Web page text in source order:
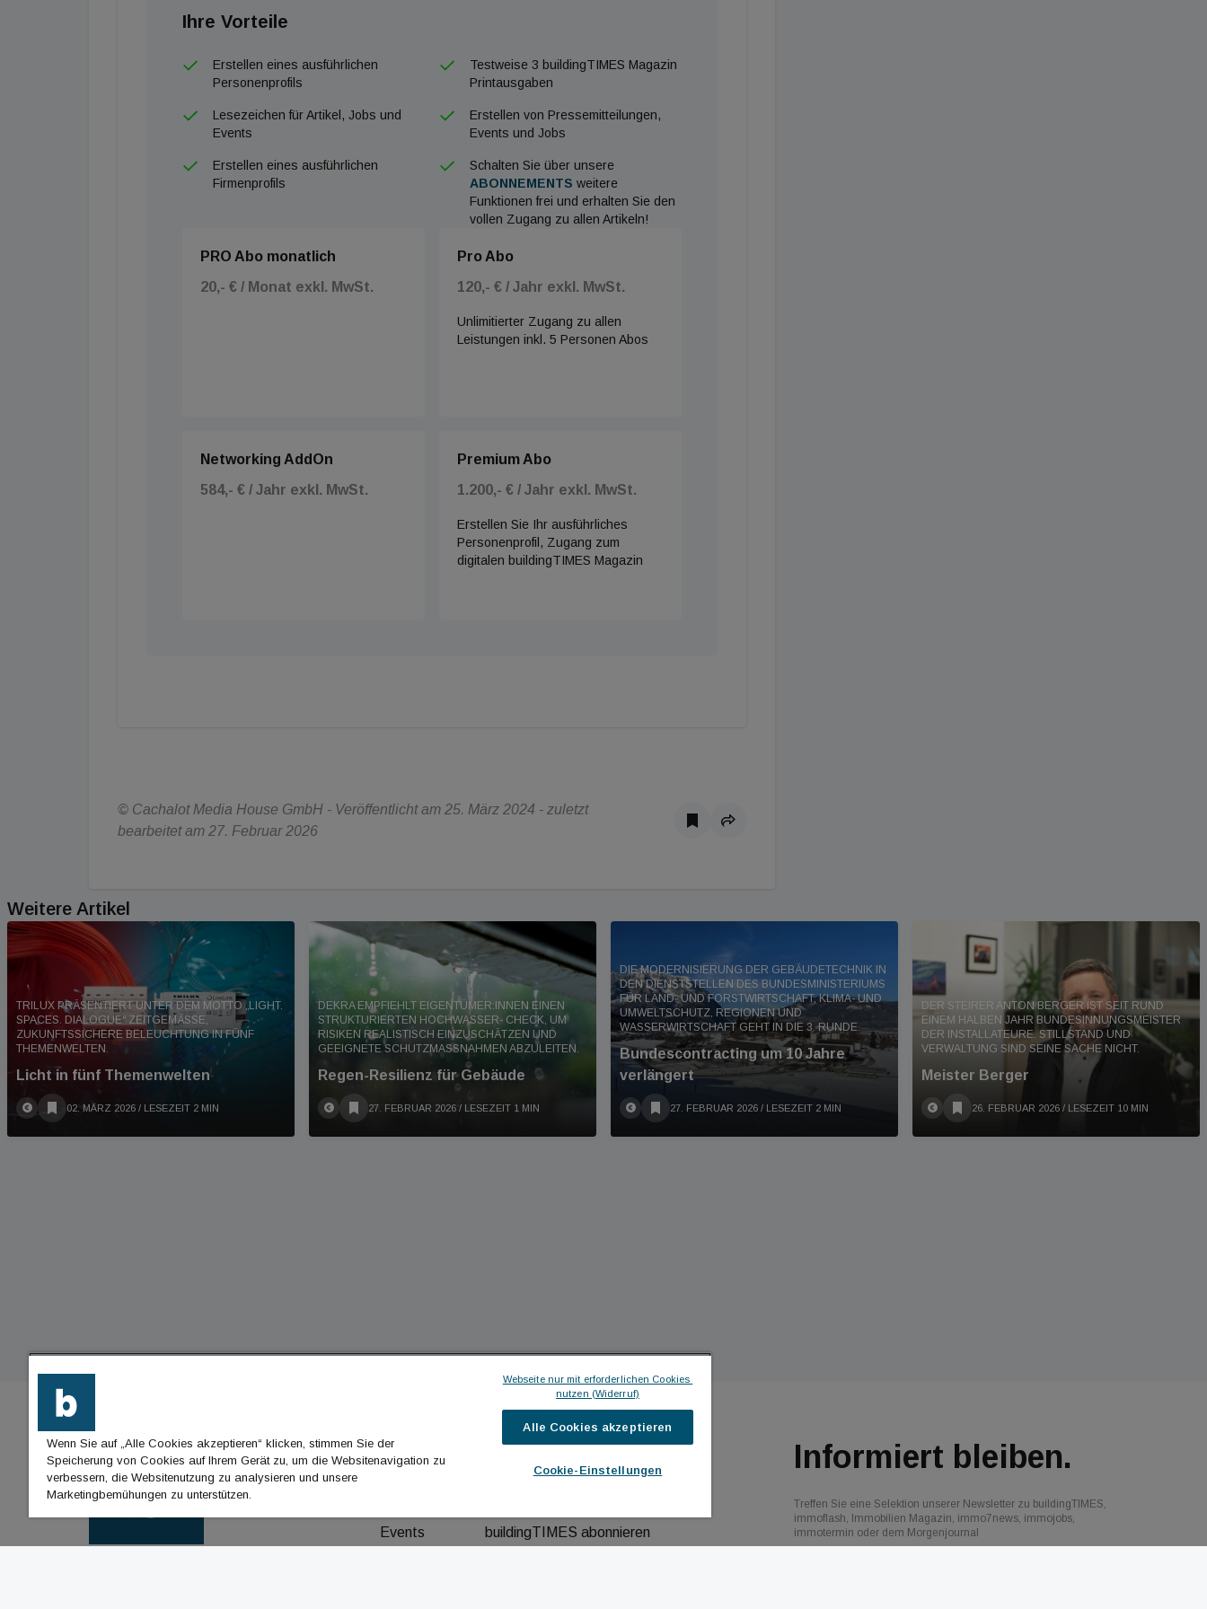
Ihre Vorteile
Erstellen eines ausführlichen
Personenprofils
Testweise 3 buildingTIMES Magazin
Printausgaben
Lesezeichen für Artikel, Jobs und
Events
Erstellen von Pressemitteilungen,
Events und Jobs
Erstellen eines ausführlichen
Firmenprofils
Schalten Sie über unsere
ABONNEMENTS weitere
Funktionen frei und erhalten Sie den
vollen Zugang zu allen Artikeln!
PRO Abo monatlich
20,- € / Monat exkl. MwSt.
Pro Abo
120,- € / Jahr exkl. MwSt.
Unlimitierter Zugang zu allen
Leistungen inkl. 5 Personen Abos
Networking AddOn
584,- € / Jahr exkl. MwSt.
Premium Abo
1.200,- € / Jahr exkl. MwSt.
Erstellen Sie Ihr ausführliches
Personenprofil, Zugang zum
digitalen buildingTIMES Magazin
© Cachalot Media House GmbH - Veröffentlicht am 25. März 2024 - zuletzt
bearbeitet am 27. Februar 2026
Weitere Artikel
TRILUX PRÄSENTIERT UNTER DEM MOTTO „LIGHT.
SPACES. DIALOGUE“ ZEITGEMÄSSE, Z
UKUNFTSSICHERE BELEUCHTUNG IN FÜNF T
HEMENWELTEN.
Licht in fünf Themenwelten
02. MÄRZ 2026 / LESEZEIT 2 MIN
DEKRA EMPFIEHLT EIGENTÜMER:INNEN EINEN
STRUKTURIERTEN HOCHWASSER- CHECK, UM
RISIKEN REALISTISCH EINZUSCHÄTZEN UND
GEEIGNETE SCHUTZMASSNAHMEN ABZULEITEN.
Regen-Resilienz für Gebäude
27. FEBRUAR 2026 / LESEZEIT 1 MIN
DIE MODERNISIERUNG DER GEBÄUDETECHNIK IN
DEN DIENSTSTELLEN DES BUNDESMINISTERIUMS
FÜR LAND- UND FORSTWIRTSCHAFT, KLIMA- UND
UMWELTSCHUTZ, REGIONEN UND
WASSERWIRTSCHAFT GEHT IN DIE 3. RUNDE.
Bundescontracting um 10 Jahre
verlängert
27. FEBRUAR 2026 / LESEZEIT 2 MIN
DER STEIRER ANTON BERGER IST SEIT RUND
EINEM HALBEN JAHR BUNDESINNUNGSMEISTER
DER INSTALLATEURE. STILLSTAND UND
VERWALTUNG SIND SEINE SACHE NICHT.
Meister Berger
26. FEBRUAR 2026 / LESEZEIT 10 MIN
BUILDINGTIMES
Events
ICH MÖCHTE ...
buildingTIMES abonnieren
Informiert bleiben.
Treffen Sie eine Selektion unserer Newsletter zu buildingTIMES,
immoflash, Immobilien Magazin, immo7news, immojobs,
immotermin oder dem Morgenjournal
Wenn Sie auf „Alle Cookies akzeptieren“ klicken, stimmen Sie der
Speicherung von Cookies auf Ihrem Gerät zu, um die Websitenavigation zu
verbessern, die Websitenutzung zu analysieren und unsere
Marketingbemühungen zu unterstützen.
Webseite nur mit erforderlichen Cookies
nutzen (Widerruf)
Alle Cookies akzeptieren
Cookie-Einstellungen